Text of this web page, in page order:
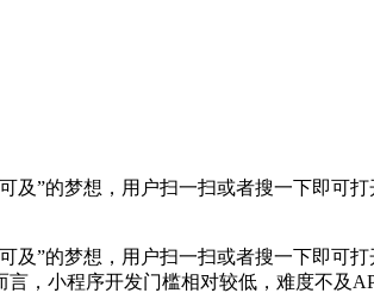
”的梦想，用户扫一扫或者搜一下即可
”的梦想，用户扫一扫或者搜一下即可
，小程序开发门槛相对较低，难度不及